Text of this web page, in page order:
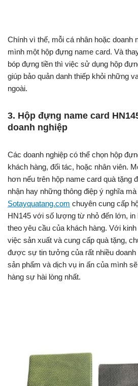
Chính vì thế, mỗi cá nhân hoặc doanh
mình một hộp đựng name card. Và
bóp đựng tiền thì việc sử dụng hộp
giúp bảo quản danh thiếp khỏi những
ngoài.
3. Hộp đựng name card
doanh nghiệp
Các doanh nghiệp có thể chọn hộp
khách hàng, đối tác, hoặc nhân viên.
hơn nếu trên hộp name card quà tặng
nhận hay những thông điệp ý nghĩa
Sotayquatang.com chuyên cung cấp
HN145 với số lượng từ nhỏ đến lớn, in
theo yêu cầu của khách hàng. Với
việc sản xuất và cung cấp quà tặng,
được sự tin tưởng của rất nhiều
sản phẩm và dịch vụ in ấn của mình
hàng sự hài lòng nhất.